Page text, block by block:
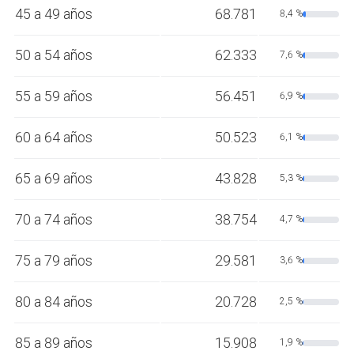
45 a 49 años 68.781 8,4 %
50 a 54 años 62.333 7,6 %
55 a 59 años 56.451 6,9 %
60 a 64 años 50.523 6,1 %
65 a 69 años 43.828 5,3 %
70 a 74 años 38.754 4,7 %
75 a 79 años 29.581 3,6 %
80 a 84 años 20.728 2,5 %
85 a 89 años 15.908 1,9 %